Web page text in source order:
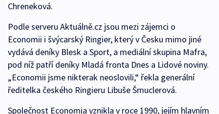
Chreneková.
Podle serveru Aktuálně.cz jsou mezi zájemci o
Economii i švýcarský Ringier, který v Česku mimo jiné
vydává deníky Blesk a Sport, a mediální skupina Mafra,
pod níž patří deníky Mladá fronta Dnes a Lidové noviny.
„Economii jsme nikterak neoslovili,“ řekla generální
ředitelka českého Ringieru Libuše Šmuclerová.
Společnost Economia vznikla v roce 1990, jejím hlavním